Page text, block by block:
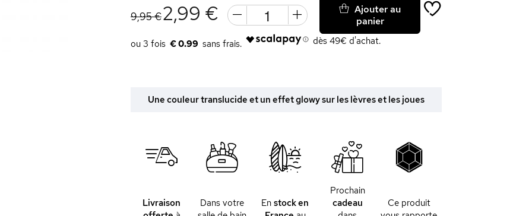
9,95 €2,99 €
€ 0.99 dès 49€ d'achat.
Ajouter au
panier
Une couleur translucide et un effet glowy sur les lèvres et les joues
Livraison
Dans votre
Enstock en
Prochain
cadeau
Ce produit